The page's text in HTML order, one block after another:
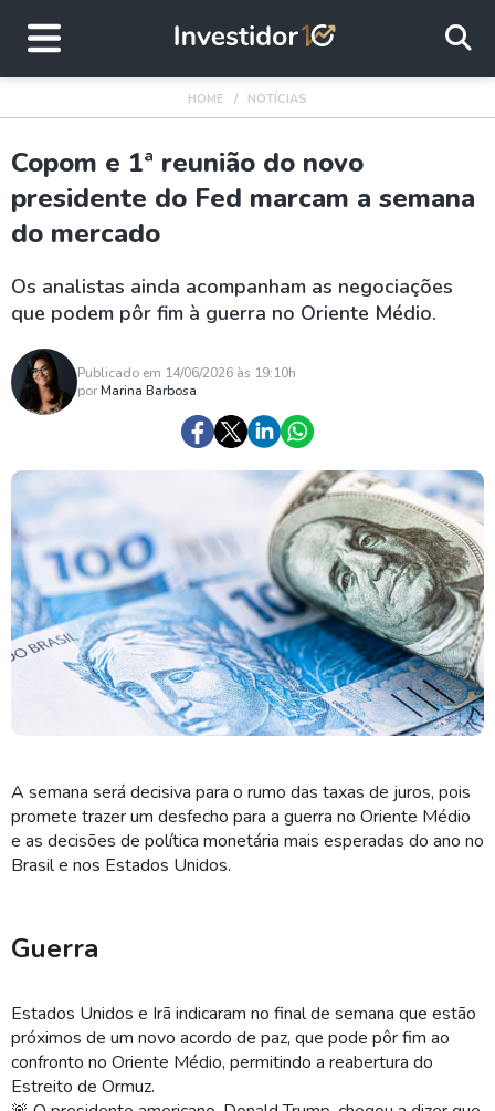
HOME NOTÍCIAS
Copom e 1ª reunião do novo
presidente do Fed marcam a semana
do mercado
Os analistas ainda acompanham as negociações
que podem pôr fim à guerra no Oriente Médio.
Publicado em 14/06/2026 às 19:10h
porMarina Barbosa
A semana será decisiva para o rumo das taxas de juros, pois
promete trazer um desfecho para a guerra no Oriente Médio
e as decisões de política monetária mais esperadas do ano no
Brasil e nos Estados Unidos.
Guerra
Estados Unidos e Irã indicaram no final de semana que estão
próximos de um novo acordo de paz, que pode pôr fim ao
confronto no Oriente Médio, permitindo a reabertura do
Estreito de Ormuz.